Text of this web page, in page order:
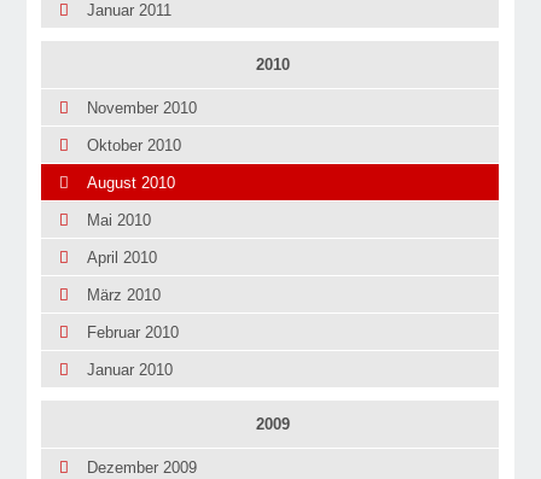
Januar 2011
2010
November 2010
Oktober 2010
August 2010
Mai 2010
April 2010
März 2010
Februar 2010
Januar 2010
2009
Dezember 2009